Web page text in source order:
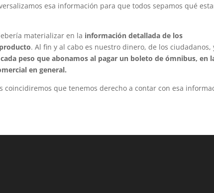
esa información para que todos sepamos qué
materializar en la información detallada de los
. Al fin y al cabo es nuestro dinero, de los ciudadanos,
peso que abonamos al pagar un boleto de ómnibus, en
en general.
coincidiremos que tenemos derecho a contar con esa